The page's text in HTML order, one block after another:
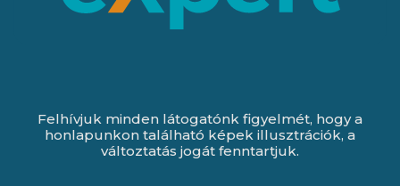
Felhívjuk minden látogatónk figyelmét, hogy a
honlapunkon található képek illusztrációk, a
változtatás jogát fenntartjuk.